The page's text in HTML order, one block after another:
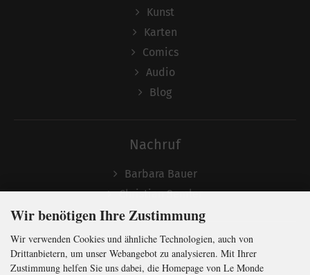
Kunst
Karten
Comics
Audio
Blog
Nachruf
Barbara Bauer
Christian Semler
Folgen
Wir benötigen Ihre Zustimmung
Wir verwenden Cookies und ähnliche Technologien, auch von
Drittanbietern, um unser Webangebot zu analysieren. Mit Ihrer
Zustimmung helfen Sie uns dabei, die Homepage von Le Monde